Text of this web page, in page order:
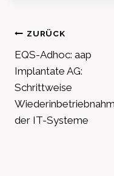
ZURÜCK
EQS-Adhoc: aap
Implantate AG:
Schrittweise
der IT-Systeme